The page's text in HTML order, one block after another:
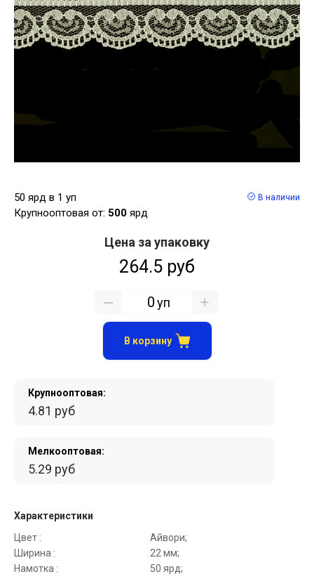
50 ярд в 1 уп
Крупнооптовая от: 500 ярд
В наличии
Крупнооптовая:
4.81 руб
Мелкооптовая:
5.29 руб
Характеристики
Цвет :
Айвори;
Ширина :
22 мм;
Намотка :
50 ярд;
Цена за упаковку
264.5 руб
уп
В корзину